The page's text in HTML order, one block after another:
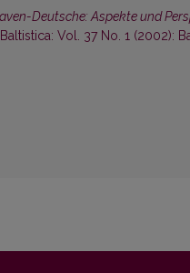
Deutsche: Aspekte und
Baltistica: Vol. 37 No. 1 (2002):